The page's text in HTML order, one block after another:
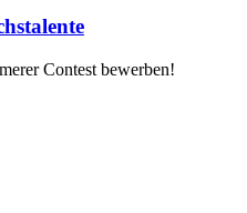
Contest bewerben!